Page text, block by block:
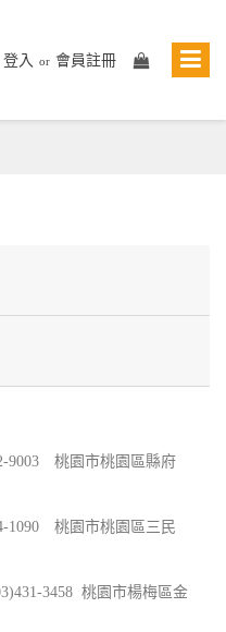
登入 or 會員註冊
9003 桃園市桃園區縣府
1090 桃園市桃園區三民
3458 桃園市楊梅區金